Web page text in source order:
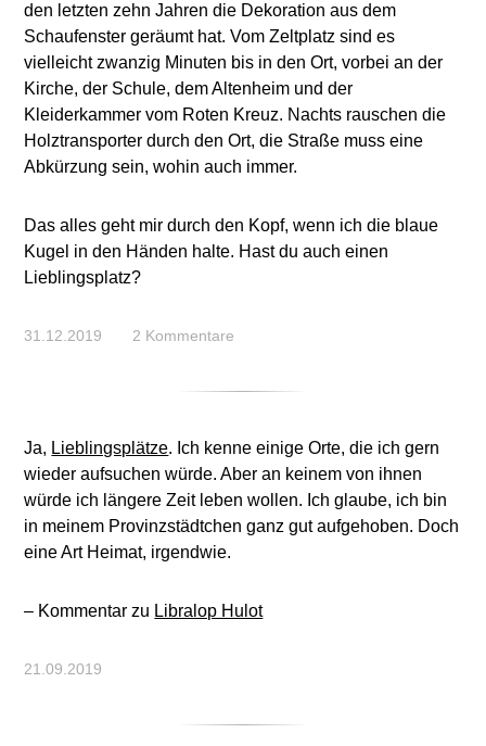
den letzten zehn Jahren die Dekoration aus dem
Schaufenster geräumt hat. Vom Zeltplatz sind es
vielleicht zwanzig Minuten bis in den Ort, vorbei an der
Kirche, der Schule, dem Altenheim und der
Kleiderkammer vom Roten Kreuz. Nachts rauschen die
Holztransporter durch den Ort, die Straße muss eine
Abkürzung sein, wohin auch immer.
Das alles geht mir durch den Kopf, wenn ich die blaue
Kugel in den Händen halte. Hast du auch einen
Lieblingsplatz?
31.12.2019 2 Kommentare
Ja, Lieblingsplätze. Ich kenne einige Orte, die ich gern
wieder aufsuchen würde. Aber an keinem von ihnen
würde ich längere Zeit leben wollen. Ich glaube, ich bin
in meinem Provinzstädtchen ganz gut aufgehoben. Doch
eine Art Heimat, irgendwie.
– Kommentar zu Libralop Hulot
21.09.2019